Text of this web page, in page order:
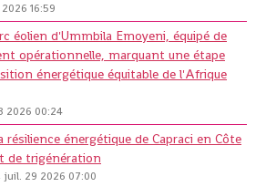
16:59
éolien d'Ummbila Emoyeni, équipé de
opérationnelle, marquant une étape
énergétique équitable de l'Afrique
2026 00:24
résilience énergétique de Capraci en Côte
de trigénération
juil. 29 2026 07:00